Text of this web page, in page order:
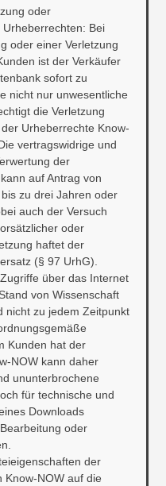
oder
Bei
oder einer Verletzung
ist der Verkäufer
sofort zu
nicht nur unwesentliche
die Verletzung
Urheberrechte Know-
vertragswidrige und
der
auf Antrag von
zu drei Jahren oder
auch der Versuch
oder
haftet der
(§ 97 UrhG).
über das Internet
von Wissenschaft
nicht zu jedem Zeitpunkt
Kunden hat der
NOW kann daher
ununterbrochene
für technische und
Downloads
oder
der
Know-NOW auf die